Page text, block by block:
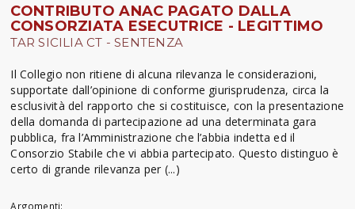
CONTRIBUTO ANAC PAGATO DALLA
CONSORZIATA ESECUTRICE - LEGITTIMO
TAR SICILIA CT - SENTENZA
Il Collegio non ritiene di alcuna rilevanza le considerazioni,
supportate dall’opinione di conforme giurisprudenza, circa la
esclusività del rapporto che si costituisce, con la presentazione
della domanda di partecipazione ad una determinata gara
pubblica, fra l’Amministrazione che l’abbia indetta ed il
Consorzio Stabile che vi abbia partecipato. Questo distinguo è
certo di grande rilevanza per (...)
Argomenti: